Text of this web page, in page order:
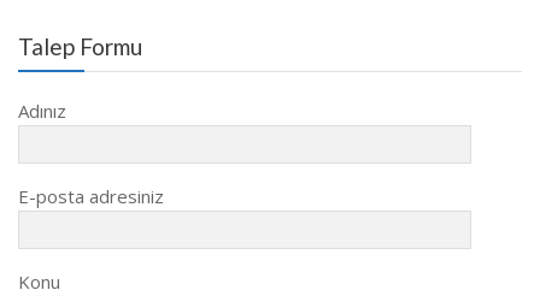
Talep Formu
Adınız
E-posta adresiniz
Konu